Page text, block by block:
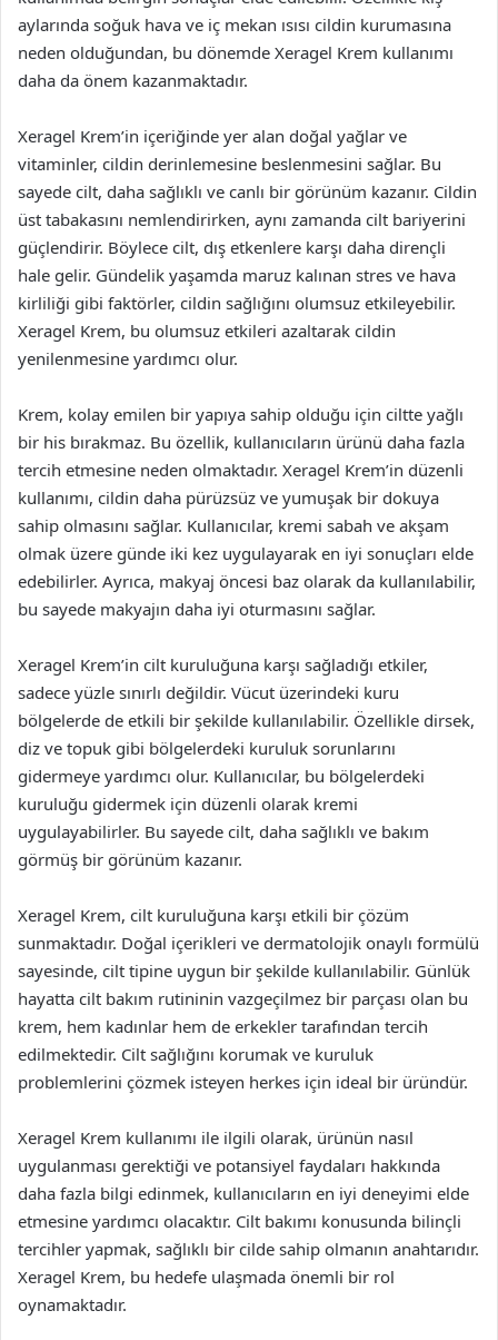
aylarında soğuk hava ve iç mekan ısısı cildin kurumasına
neden olduğundan, bu dönemde Xeragel Krem kullanımı
daha da önem kazanmaktadır.
Xeragel Krem’in içeriğinde yer alan doğal yağlar ve
vitaminler, cildin derinlemesine beslenmesini sağlar. Bu
sayede cilt, daha sağlıklı ve canlı bir görünüm kazanır. Cildin
üst tabakasını nemlendirirken, aynı zamanda cilt bariyerini
güçlendirir. Böylece cilt, dış etkenlere karşı daha dirençli
hale gelir. Gündelik yaşamda maruz kalınan stres ve hava
kirliliği gibi faktörler, cildin sağlığını olumsuz etkileyebilir.
Xeragel Krem, bu olumsuz etkileri azaltarak cildin
yenilenmesine yardımcı olur.
Krem, kolay emilen bir yapıya sahip olduğu için ciltte yağlı
bir his bırakmaz. Bu özellik, kullanıcıların ürünü daha fazla
tercih etmesine neden olmaktadır. Xeragel Krem’in düzenli
kullanımı, cildin daha pürüzsüz ve yumuşak bir dokuya
sahip olmasını sağlar. Kullanıcılar, kremi sabah ve akşam
olmak üzere günde iki kez uygulayarak en iyi sonuçları elde
edebilirler. Ayrıca, makyaj öncesi baz olarak da kullanılabilir,
bu sayede makyajın daha iyi oturmasını sağlar.
Xeragel Krem’in cilt kuruluğuna karşı sağladığı etkiler,
sadece yüzle sınırlı değildir. Vücut üzerindeki kuru
bölgelerde de etkili bir şekilde kullanılabilir. Özellikle dirsek,
diz ve topuk gibi bölgelerdeki kuruluk sorunlarını
gidermeye yardımcı olur. Kullanıcılar, bu bölgelerdeki
kuruluğu gidermek için düzenli olarak kremi
uygulayabilirler. Bu sayede cilt, daha sağlıklı ve bakım
görmüş bir görünüm kazanır.
Xeragel Krem, cilt kuruluğuna karşı etkili bir çözüm
sunmaktadır. Doğal içerikleri ve dermatolojik onaylı formülü
sayesinde, cilt tipine uygun bir şekilde kullanılabilir. Günlük
hayatta cilt bakım rutininin vazgeçilmez bir parçası olan bu
krem, hem kadınlar hem de erkekler tarafından tercih
edilmektedir. Cilt sağlığını korumak ve kuruluk
problemlerini çözmek isteyen herkes için ideal bir üründür.
Xeragel Krem kullanımı ile ilgili olarak, ürünün nasıl
uygulanması gerektiği ve potansiyel faydaları hakkında
daha fazla bilgi edinmek, kullanıcıların en iyi deneyimi elde
etmesine yardımcı olacaktır. Cilt bakımı konusunda bilinçli
tercihler yapmak, sağlıklı bir cilde sahip olmanın anahtarıdır.
Xeragel Krem, bu hedefe ulaşmada önemli bir rol
oynamaktadır.